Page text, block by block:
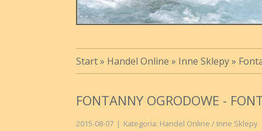
Start» Handel Online » Inne Sklepy»
FONTANNY OGRODOWE -
2015-08-07 | Kategoria: Handel Online / Inne Sklepy